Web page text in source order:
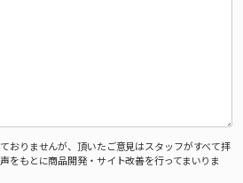
おりませんが、頂いたご意見はスタッフがすべて拝
をもとに商品開発・サイト改善を行ってまいりま